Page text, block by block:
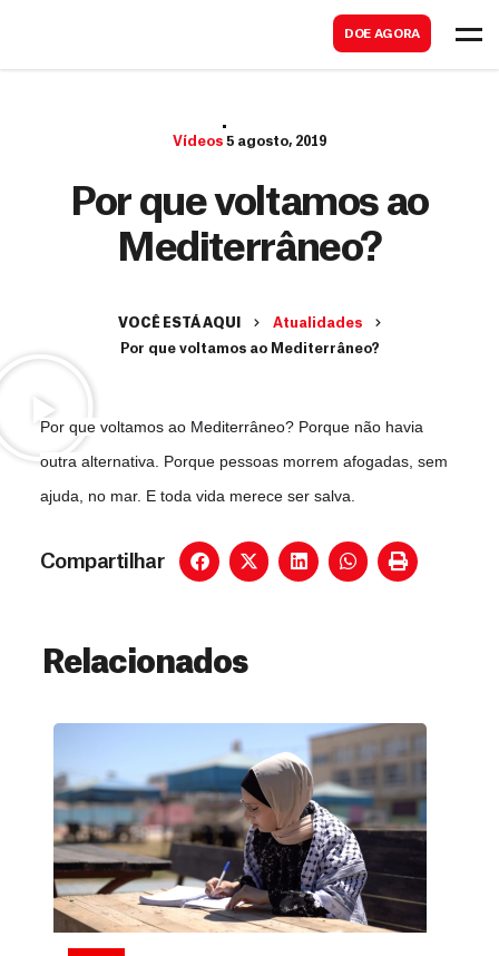
DOE AGORA
Vídeos 5 agosto, 2019
Por que voltamos ao
Mediterrâneo?
VOCÊ ESTÁ AQUI
Atualidades
Por que voltamos ao Mediterrâneo?
Por que voltamos ao Mediterrâneo? Porque não havia
outra alternativa. Porque pessoas morrem afogadas, sem
ajuda, no mar. E toda vida merece ser salva.
Compartilhar
Relacionados
a